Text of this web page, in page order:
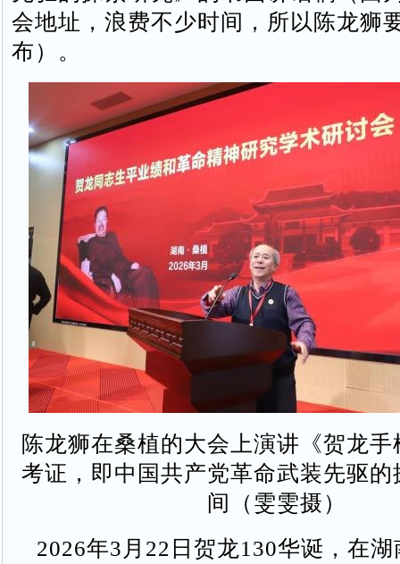
会地址，浪费不少时间，所以陈龙狮
布）。
陈龙狮在桑植的大会上演讲《贺龙
考证，即中国共产党革命武装先驱
间（雯雯摄）
2026年3月22日贺龙130华诞，在湖